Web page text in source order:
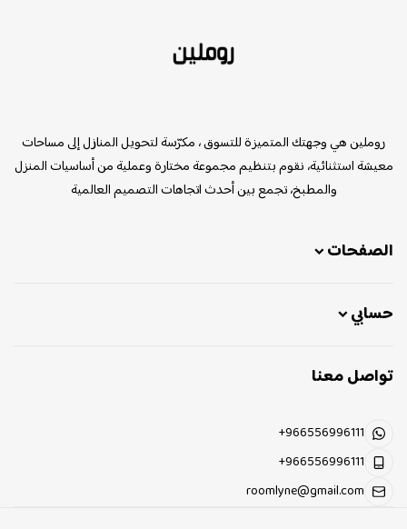
روملين هي وجهتك المتميزة للتسوق ، مكرّسة لتحويل المنازل إلى مساحات
معيشة استثنائية، نقوم بتنظيم مجموعة مختارة وعملية من أساسيات المنزل
والمطبخ، تجمع بين أحدث اتجاهات التصميم العالمية
الصفحات
حسابي
تواصل معنا
+966556996111
+966556996111
roomlyne@gmail.com